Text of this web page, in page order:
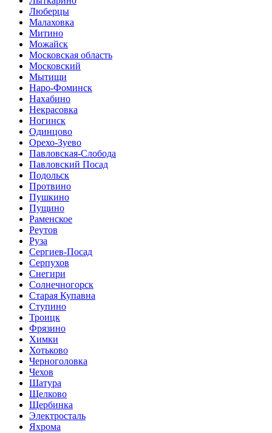
Люберцы
Малаховка
Митино
Можайск
Московская область
Московский
Мытищи
Наро-Фоминск
Нахабино
Некрасовка
Ногинск
Одинцово
Орехо-Зуево
Павловская-Слобода
Павловский Посад
Подольск
Протвино
Пушкино
Пущино
Раменское
Реутов
Руза
Сергиев-Посад
Серпухов
Снегири
Солнечногорск
Старая Купавна
Ступино
Троицк
Фрязино
Химки
Хотьково
Черноголовка
Чехов
Шатура
Щелково
Щербинка
Электросталь
Яхрома